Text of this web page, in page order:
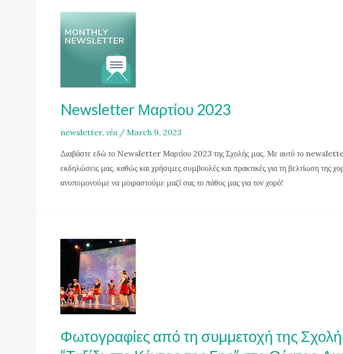
Newsletter Μαρτίου 2023
newsletter, νέα / March 9, 2023
Διαβάστε εδώ το Newsletter Μαρτίου 2023 της Σχολής μας. Με αυτό το newsletter,
εκδηλώσεις μας, καθώς και χρήσιμες συμβουλές και πρακτικές για τη βελτίωση της
ανυπομονούμε να μοιραστούμε μαζί σας το πάθος μας για τον χορό!
Φωτογραφίες από τη συμμετοχή της